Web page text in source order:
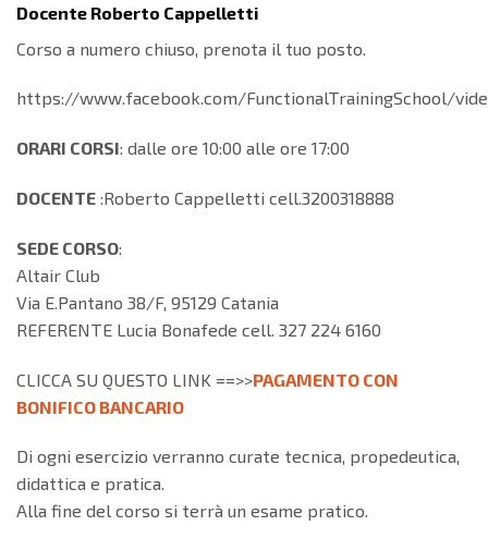
Docente Roberto Cappelletti
Corso a numero chiuso, prenota il tuo posto.
https://www.facebook.com/FunctionalTrainingSchool/
ORARI CORSI: dalle ore 10:00 alle ore 17:00
DOCENTE :Roberto Cappelletti cell.3200318888
SEDE CORSO:
Altair Club
Via E.Pantano 38/F, 95129 Catania
REFERENTE Lucia Bonafede cell. 327 224 6160
CLICCA SU QUESTO LINK ==>>PAGAMENTO CON
BONIFICO BANCARIO
Di ogni esercizio verranno curate tecnica, propedeutica,
didattica e pratica.
Alla fine del corso si terrà un esame pratico.